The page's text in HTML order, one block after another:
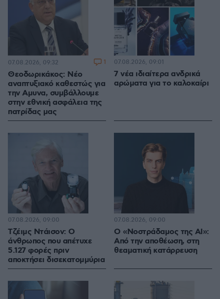
Θεοδωρικάκος: Νέο
αναπτυξιακό καθεστώς για
την Αμυνα, συμβάλλουμε
στην εθνική ασφάλεια της
πατρίδας μας
07.08.2026, 09:32 1
7 νέα ιδιαίτερα ανδρικά
αρώματα για το καλοκαίρι
07.08.2026, 09:01
Τζέιμς Ντάισον: Ο
άνθρωπος που απέτυχε
5.127 φορές πριν
αποκτήσει δισεκατομμύρια
07.08.2026, 09:00
Ο «Νοστράδαμος της AI»:
Από την αποθέωση, στη
θεαματική κατάρρευση
07.08.2026, 09:00